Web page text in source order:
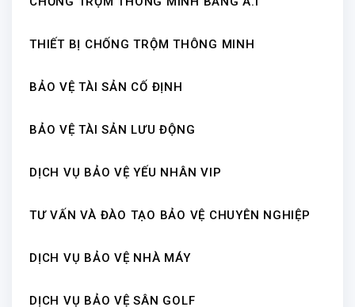
THIẾT BỊ CHỐNG TRỘM THÔNG MINH
BẢO VỆ TÀI SẢN CỐ ĐỊNH
BẢO VỆ TÀI SẢN LƯU ĐỘNG
DỊCH VỤ BẢO VỆ YẾU NHÂN VIP
TƯ VẤN VÀ ĐÀO TẠO BẢO VỆ CHUYÊN NGHIỆP
DỊCH VỤ BẢO VỆ NHÀ MÁY
DỊCH VỤ BẢO VỆ SÂN GOLF